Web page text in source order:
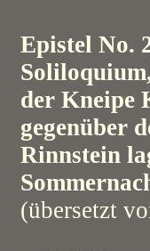
Epistel No.
der Kneipe
gegenüber
Rinnstein
(übersetzt